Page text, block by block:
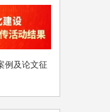
例及论文征